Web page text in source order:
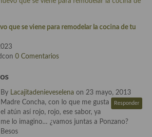
Medio
que se viene para remodelar la cocina de tu
0 Comentarios
By Lacajitadenieveselena on 23 mayo, 2013
Responder
Madre Concha, con lo que me gusta
el atún así rojo, rojo, ese sabor, ya
me lo imagino… ¿vamos juntas a Ponzano?
Besos